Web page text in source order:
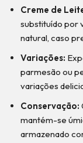
Creme de
substituído por
natural, caso
Variações:
parmesão ou
variações
Conservação:
mantém-se
armazenado